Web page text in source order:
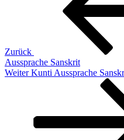
Zurück
Aussprache Sanskrit
Nächster
Weiter Kunti Aussprache